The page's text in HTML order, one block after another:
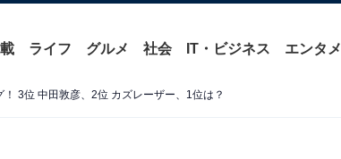
ライフ グルメ 社会 IT・ビジネス エンタメ
3位 中田敦彦、2位 カズレーザー、1位は？